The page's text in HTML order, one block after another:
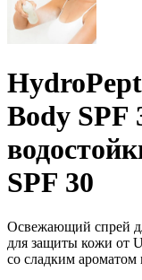
Body SPF
SPF 30
Освежающий спрей
для защиты кожи от
со сладким ароматом